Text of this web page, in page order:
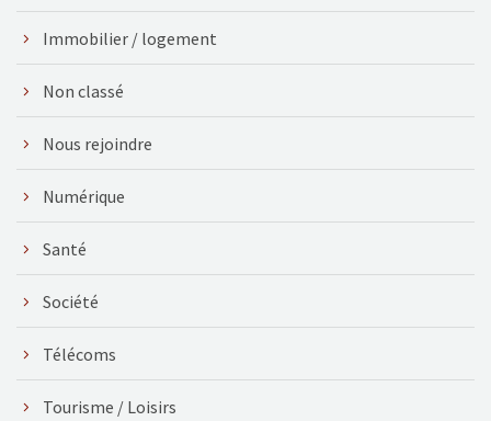
Immobilier / logement
Non classé
Nous rejoindre
Numérique
Santé
Société
Télécoms
Tourisme / Loisirs